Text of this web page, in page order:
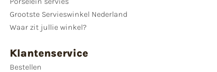
Grootste Servieswinkel Nederland
Waar zit jullie winkel?
Klantenservice
Bestellen